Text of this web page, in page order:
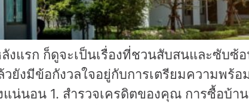
งแรก ก็ดูจะเป็นเรื่องที่ชวนสับสนและซับซ้
ยังมีข้อกังวลใจอยู่กับการเตรียมความพร้
นอน 1. สำรวจเครดิตของคุณ การซื้อบ้า